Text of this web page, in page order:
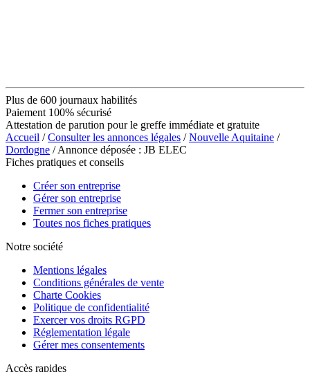
Plus de 600 journaux habilités
Paiement 100% sécurisé
Attestation de parution pour le greffe immédiate et gratuite
Accueil /Consulter les annonces légales /Nouvelle Aquitaine /
Dordogne / Annonce déposée : JB ELEC
Fiches pratiques et conseils
Créer son entreprise
Gérer son entreprise
Fermer son entreprise
Toutes nos fiches pratiques
Notre société
Mentions légales
Conditions générales de vente
Charte Cookies
Politique de confidentialité
Exercer vos droits RGPD
Réglementation légale
Gérer mes consentements
Accès rapides